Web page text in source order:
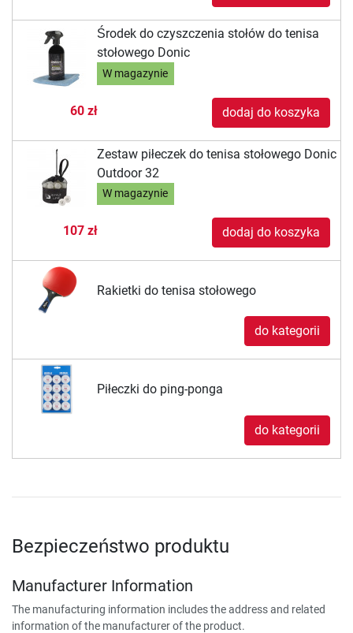
Środek do czyszczenia stołów do tenisa
stołowego Donic
W magazynie
60 zł dodaj do koszyka
Zestaw piłeczek do tenisa stołowego Donic
Outdoor 32
W magazynie
107 zł dodaj do koszyka
Rakietki do tenisa stołowego
do kategorii
Piłeczki do ping-ponga
do kategorii
Bezpieczeństwo produktu
Manufacturer Information
The manufacturing information includes the address and related
information of the manufacturer of the product.